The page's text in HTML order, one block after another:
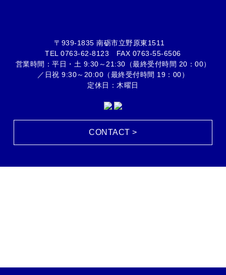
〒939-1835 南砺市立野原東1511
TEL0763-62-8123 FAX 0763-55-6506
営業時間：平日・土 9:30～21:30（最終受付時間 20：00）
／日祝 9:30～20:00（最終受付時間 19：00）
定休日：木曜日
CONTACT >